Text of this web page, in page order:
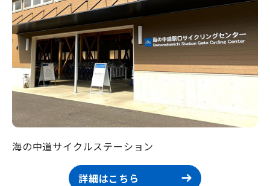
海の中道サイクルステーション
詳細はこちら